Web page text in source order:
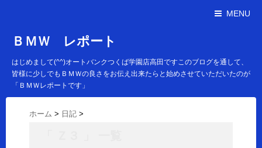
MENU
ＢＭＷ レポート
はじめまして(^^)オートバンクつくば学園店高田ですこのブログを通して、
皆様に少しでもＢＭＷの良さをお伝え出来たらと始めさせていただいたのが
「ＢＭＷレポートです」
ホーム > 日記 >